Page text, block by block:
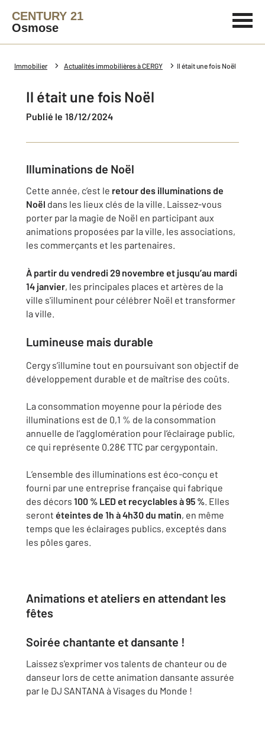
CENTURY 21
Osmose
Immobilier Actualités immobilières à CERGY Il était une fois Noël
Il était une fois Noël
Publié le 18/12/2024
Illuminations de Noël
Cette année, c’est le retour des illuminations de
Noël dans les lieux clés de la ville. Laissez-vous
porter par la magie de Noël en participant aux
animations proposées par la ville, les associations,
les commerçants et les partenaires.
À partir du vendredi 29 novembre et jusqu’au mardi
14 janvier, les principales places et artères de la
ville s'illuminent pour célébrer Noël et transformer
la ville.
Lumineuse mais durable
Cergy s’illumine tout en poursuivant son objectif de
développement durable et de maîtrise des coûts.
La consommation moyenne pour la période des
illuminations est de 0,1 % de la consommation
annuelle de l’agglomération pour l’éclairage public,
ce qui représente 0.28€ TTC par cergypontain.
L’ensemble des illuminations est éco-conçu et
fourni par une entreprise française qui fabrique
des décors 100 % LED et recyclables à 95 %. Elles
seront éteintes de 1h à 4h30 du matin, en même
temps que les éclairages publics, exceptés dans
les pôles gares.
Animations et ateliers en attendant les
fêtes
Soirée chantante et dansante !
Laissez s'exprimer vos talents de chanteur ou de
danseur lors de cette animation dansante assurée
par le DJ SANTANA à Visages du Monde !